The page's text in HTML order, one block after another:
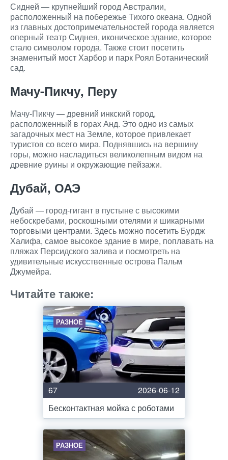
Сидней — крупнейший город Австралии,
расположенный на побережье Тихого океана. Одной
из главных достопримечательностей города является
оперный театр Сиднея, иконическое здание, которое
стало символом города. Также стоит посетить
знаменитый мост Харбор и парк Роял Ботанический
сад.
Мачу-Пикчу, Перу
Мачу-Пикчу — древний инкский город,
расположенный в горах Анд. Это одно из самых
загадочных мест на Земле, которое привлекает
туристов со всего мира. Поднявшись на вершину
горы, можно насладиться великолепным видом на
древние руины и окружающие пейзажи.
Дубай, ОАЭ
Дубай — город-гигант в пустыне с высокими
небоскребами, роскошными отелями и шикарными
торговыми центрами. Здесь можно посетить Бурдж
Халифа, самое высокое здание в мире, поплавать на
пляжах Персидского залива и посмотреть на
удивительные искусственные острова Пальм
Джумейра.
Читайте также:
РАЗНОЕ
67
2026-06-12
Бесконтактная мойка с роботами
РАЗНОЕ